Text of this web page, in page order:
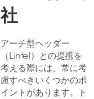
社
アーチ型ヘッダー
（Lintel）との提携を
考える際には、常に考
慮すべきいくつかのポ
イントがあります。ト